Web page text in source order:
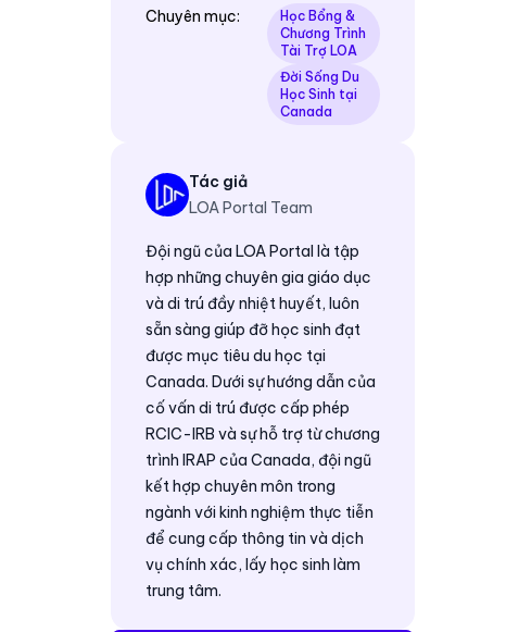
Chuyên mục:
Học Bổng &
Chương Trình
Tài Trợ LOA
Đời Sống Du
Học Sinh tại
Canada
Tác giả
LOA Portal Team
Đội ngũ của LOA Portal là tập
hợp những chuyên gia giáo dục
và di trú đầy nhiệt huyết, luôn
sẵn sàng giúp đỡ học sinh đạt
được mục tiêu du học tại
Canada. Dưới sự hướng dẫn của
cố vấn di trú được cấp phép
RCIC-IRB và sự hỗ trợ từ chương
trình IRAP của Canada, đội ngũ
kết hợp chuyên môn trong
ngành với kinh nghiệm thực tiễn
để cung cấp thông tin và dịch
vụ chính xác, lấy học sinh làm
trung tâm.